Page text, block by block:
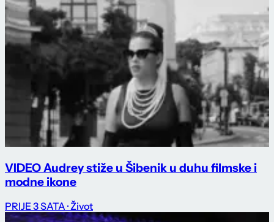
VIDEO Audrey stiže u Šibenik u duhu filmske i
modne ikone
PRIJE 3 SATA · Život